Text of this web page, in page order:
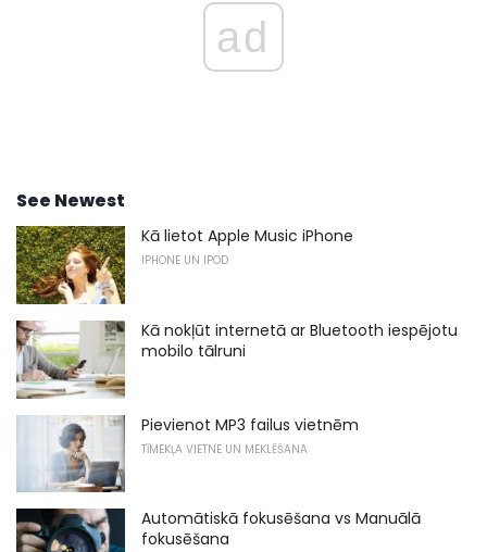
ad
See Newest
Kā lietot Apple Music iPhone
IPHONE UN IPOD
Kā nokļūt internetā ar Bluetooth iespējotu
mobilo tālruni
Pievienot MP3 failus vietnēm
TĪMEKĻA VIETNE UN MEKLĒŠANA
Automātiskā fokusēšana vs Manuālā
fokusēšana